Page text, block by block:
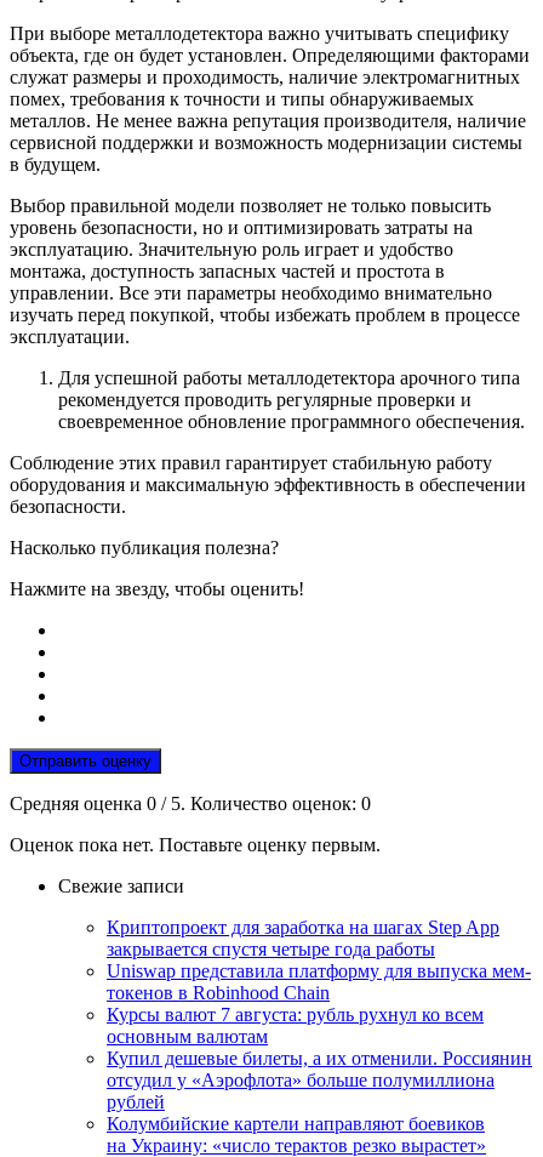
При выборе металлодетектора важно учитывать специфику
объекта, где он будет установлен. Определяющими факторами
служат размеры и проходимость, наличие электромагнитных
помех, требования к точности и типы обнаруживаемых
металлов. Не менее важна репутация производителя, наличие
сервисной поддержки и возможность модернизации системы
в будущем.
Выбор правильной модели позволяет не только повысить
уровень безопасности, но и оптимизировать затраты на
эксплуатацию. Значительную роль играет и удобство
монтажа, доступность запасных частей и простота в
управлении. Все эти параметры необходимо внимательно
изучать перед покупкой, чтобы избежать проблем в процессе
эксплуатации.
Для успешной работы металлодетектора арочного типа
рекомендуется проводить регулярные проверки и
своевременное обновление программного обеспечения.
Соблюдение этих правил гарантирует стабильную работу
оборудования и максимальную эффективность в обеспечении
безопасности.
Насколько публикация полезна?
Нажмите на звезду, чтобы оценить!
Отправить оценку
Средняя оценка 0 / 5. Количество оценок: 0
Оценок пока нет. Поставьте оценку первым.
Свежие записи
Криптопроект для заработка на шагах Step App
закрывается спустя четыре года работы
Uniswap представила платформу для выпуска мем-
токенов в Robinhood Chain
Курсы валют 7 августа: рубль рухнул ко всем
основным валютам
Купил дешевые билеты, а их отменили. Россиянин
отсудил у «Аэрофлота» больше полумиллиона
рублей
Колумбийские картели направляют боевиков
на Украину: «число терактов резко вырастет»